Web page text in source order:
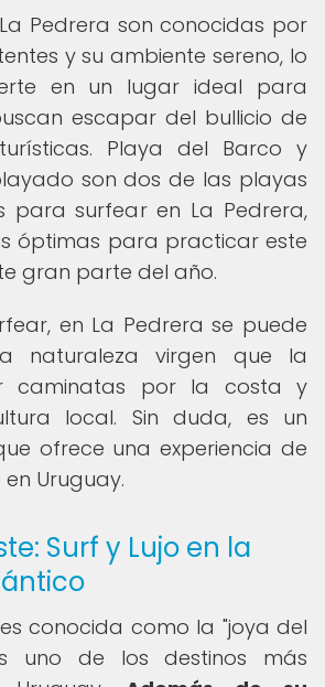
Pedrera son conocidas por
y su ambiente sereno, lo
en un lugar ideal para
escapar del bullicio de
Playa del Barco y
son dos de las playas
para surfear en La Pedrera,
óptimas para practicar este
gran parte del año.
en La Pedrera se puede
naturaleza virgen que la
caminatas por la costa y
local. Sin duda, es un
ofrece una experiencia de
Uruguay.
Surf y Lujo en la
conocida como la "joya del
uno de los destinos más